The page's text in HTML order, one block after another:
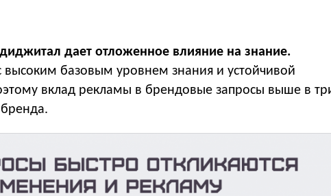
дает отложенное влияние на знание.
базовым уровнем знания и устойчивой
вклад рекламы в брендовые запросы выше в